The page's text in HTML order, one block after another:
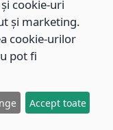
pentru serviciile
pentru Persoane
pentru serviciile
cookie-uri
și marketing.
cookie-urilor
pot fi
Accept toate